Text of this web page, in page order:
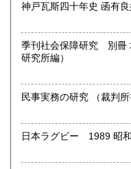
季刊社会保障研究 別冊 地域
研究所編）
民事実務の
日本ラグビー 1989 昭